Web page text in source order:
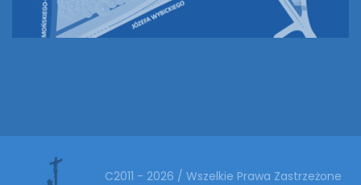
C2011 - 2026 / Wszelkie Prawa Zastrzeżone